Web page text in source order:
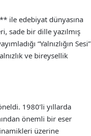
ile edebiyat dünyasına
sade bir dille yazılmış
“Yalnızlığın Sesi”
ve bireysellik
1980’li yıllarda
önemli bir eser
üzerine